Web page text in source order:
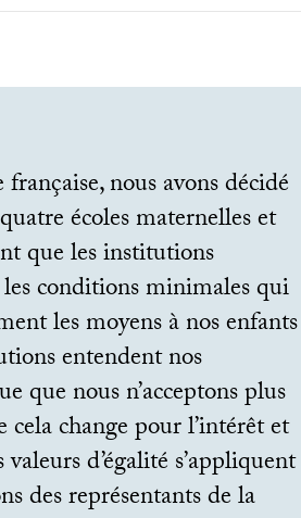
nous avons décidé
écoles maternelles et
que les institutions
conditions minimales qui
les moyens à nos enfants
entendent nos
que nous n’acceptons plus
change pour l’intérêt et
d’égalité s’appliquent
des représentants de la